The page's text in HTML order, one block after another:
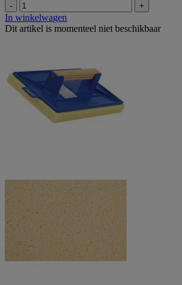
- +
In winkelwagen
Dit artikel is momenteel niet beschikbaar